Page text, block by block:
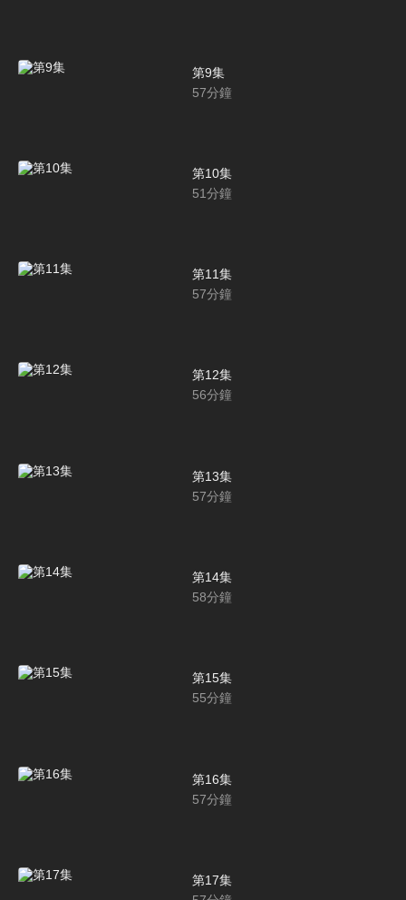
第9集
57分鐘
第10集
51分鐘
第11集
57分鐘
第12集
56分鐘
第13集
57分鐘
第14集
58分鐘
第15集
55分鐘
第16集
57分鐘
第17集